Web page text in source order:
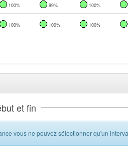
100% 99% 100%
100% 100% 100%
et fin
vous ne pouvez sélectionner qu'un